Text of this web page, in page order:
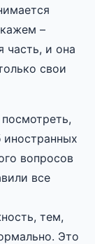
–
часть, и она
свои
иностранных
вопросов
все
тем,
Это